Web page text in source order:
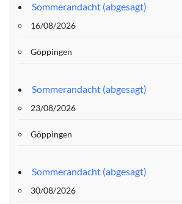
Sommerandacht (abgesagt)
16/08/2026
Göppingen
Sommerandacht (abgesagt)
23/08/2026
Göppingen
Sommerandacht (abgesagt)
30/08/2026